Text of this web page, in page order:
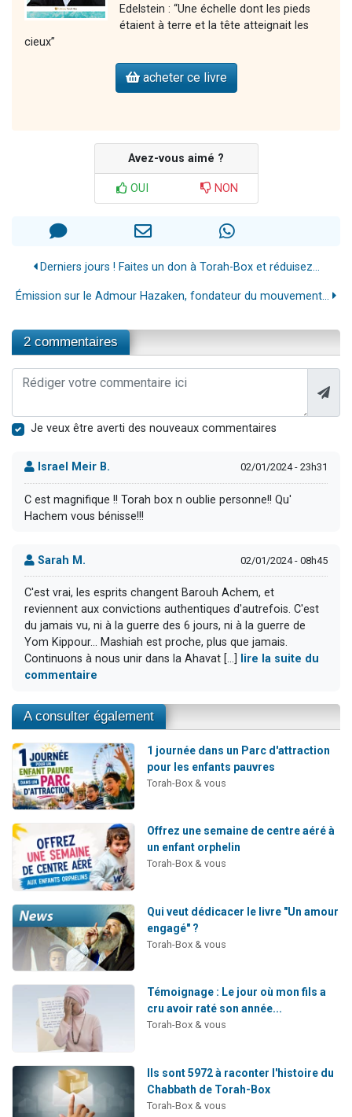
Edelstein : “Une échelle dont les pieds
étaient à terre et la tête atteignait les
cieux”
acheter ce livre
Avez-vous aimé ?
OUI NON
Derniers jours ! Faites un don à Torah-Box et réduisez...
Émission sur le Admour Hazaken, fondateur du mouvement...
2 commentaires
Je veux être averti des nouveaux commentaires
Israel Meir B. 02/01/2024 - 23h31
C est magnifique !! Torah box n oublie personne!! Qu'
Hachem vous bénisse!!!
Sarah M. 02/01/2024 - 08h45
C'est vrai, les esprits changent Barouh Achem, et
reviennent aux convictions authentiques d'autrefois. C'est
du jamais vu, ni à la guerre des 6 jours, ni à la guerre de
Yom Kippour... Mashiah est proche, plus que jamais.
Continuons à nous unir dans la Ahavat [...]
lire la suite du
commentaire
A consulter également
1 journée dans un Parc d'attraction
pour les enfants pauvres
Torah-Box & vous
Offrez une semaine de centre aéré à
un enfant orphelin
Torah-Box & vous
Qui veut dédicacer le livre "Un amour
engagé" ?
Torah-Box & vous
Témoignage : Le jour où mon fils a
cru avoir raté son année...
Torah-Box & vous
Ils sont 5972 à raconter l'histoire du
Chabbath de Torah-Box
Torah-Box & vous